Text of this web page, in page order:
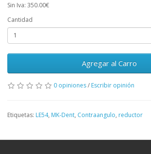
Sin Iva: 350.00€
Cantidad
Agregar al Carro
0 opiniones/ Escribir opinión
Etiquetas: LE54, MK-Dent, Contraangulo, reductor